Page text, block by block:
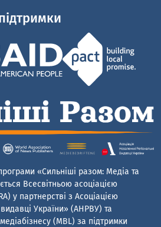
«Сильніші разом: Медіа та
Всесвітньою асоціацією
у партнерстві з Асоціацією
України» (АНРВУ) та
(MBL) за підтримки